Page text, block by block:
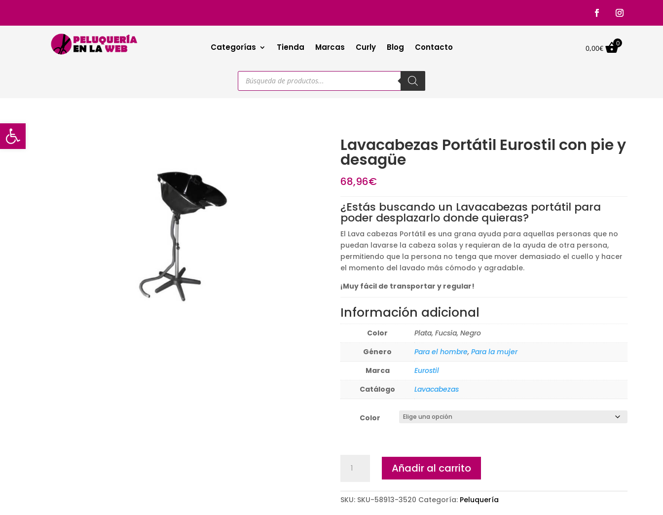
Categorías Tienda Marcas Curly Blog Contacto 0,00€
0
Búsqueda
productos
Lavacabezas Portátil Eurostil con pie y
desagüe
68,96€
¿Estás buscando un Lavacabezas portátil para
poder desplazarlo donde quieras?
El Lava cabezas Portátil es una grana ayuda para aquellas personas que no
puedan lavarse la cabeza solas y requieran de la ayuda de otra persona,
permitiendo que la persona no tenga que mover demasiado el cuello y hacer
el momento del lavado más cómodo y agradable.
¡Muy fácil de transportar y regular!
Información adicional
Color
Plata, Fucsia, Negro
Género
Para el hombre, Para la mujer
Marca
Eurostil
Catálogo
Lavacabezas
Color
Portátil
con
pie
Añadir al carrito
SKU: SKU-58913-3520 Categoría: Peluquería
Abrir barra de herramientas